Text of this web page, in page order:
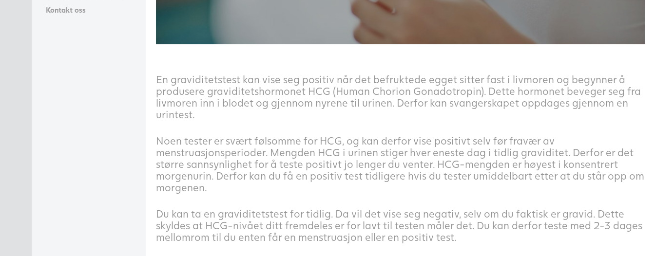
Kontakt oss
En graviditetstest kan vise seg positiv når det befruktede egget sitter fast i livmoren og begynner å
produsere graviditetshormonet HCG (Human Chorion Gonadotropin). Dette hormonet beveger seg fra
livmoren inn i blodet og gjennom nyrene til urinen. Derfor kan svangerskapet oppdages gjennom en
urintest.
Noen tester er svært følsomme for HCG, og kan derfor vise positivt selv før fravær av
menstruasjonsperioder. Mengden HCG i urinen stiger hver eneste dag i tidlig graviditet. Derfor er det
større sannsynlighet for å teste positivt jo lenger du venter. HCG-mengden er høyest i konsentrert
morgenurin. Derfor kan du få en positiv test tidligere hvis du tester umiddelbart etter at du står opp om
morgenen.
Du kan ta en graviditetstest for tidlig. Da vil det vise seg negativ, selv om du faktisk er gravid. Dette
skyldes at HCG-nivået ditt fremdeles er for lavt til testen måler det. Du kan derfor teste med 2-3 dages
mellomrom til du enten får en menstruasjon eller en positiv test.